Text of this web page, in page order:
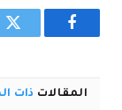
فيسبوك
المقالات ذات